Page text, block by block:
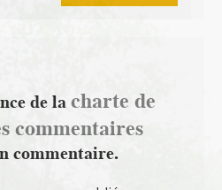
de lacharte de
commentaires
commentaire.